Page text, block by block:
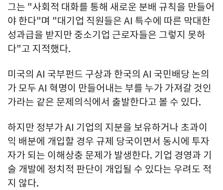
그는 "사회적 대화를 통해 새로운 분배 규칙을 만들어
야 한다"며 "대기업 직원들은 AI 특수에 따른 막대한
성과급을 받지만 중소기업 근로자들은 그렇지 못하
다"고 지적했다.
미국의 AI 국부펀드 구상과 한국의 AI 국민배당 논의
가 모두 AI 혁명이 만들어내는 부를 누가 가져갈 것인
가라는 같은 문제의식에서 출발한다고 볼 수 있다.
하지만 정부가 AI 기업의 지분을 보유하거나 초과이
익 배분에 개입할 경우 규제 당국이면서 동시에 투자
자가 되는 이해상충 문제가 발생한다. 기업 경영과 기
술 개발에 정치적 판단이 개입될 수 있다는 우려도 적
지 않다.